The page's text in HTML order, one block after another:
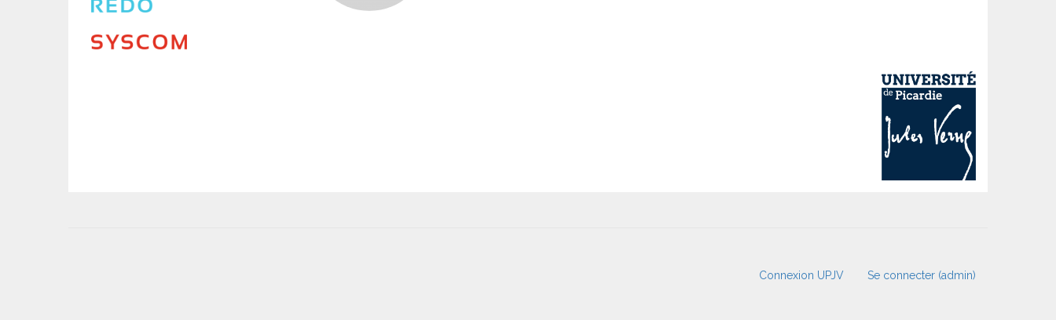
Connexion UPJV Se connecter (admin)